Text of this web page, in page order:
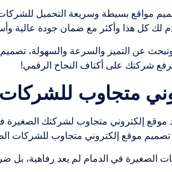
مواقع بسيطة وسريعة التحميل
لك كل هذا وأكثر مع ضمان جودة عالية
عن التميز والسرعة والسهولة،
نرفع شركتك على أكتاف النجاح الرقمي!
متجاوب
إلكتروني متجاوب لشركتك الصغيرة
موقع إلكتروني متجاوب للشركات
الصغيرة في الدمام لم يعد رفاهية، بل